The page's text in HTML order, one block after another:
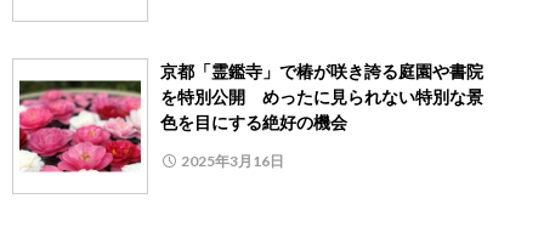
京都「霊鑑寺」で椿が咲き誇る庭園や書院
を特別公開 めったに見られない特別な景
色を目にする絶好の機会
2025年3月16日